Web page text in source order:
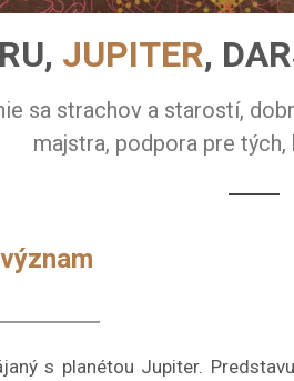
JUPITER,
sa strachov a starostí,
majstra, podpora pre
s planétou Jupiter.